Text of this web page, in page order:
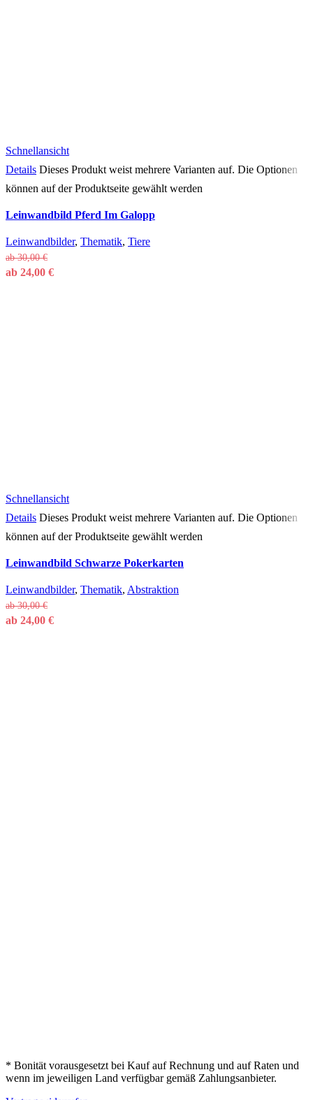
Schnellansicht
Details Dieses Produkt weist mehrere Varianten auf. Die Optionen
können auf der Produktseite gewählt werden
Leinwandbild Pferd Im Galopp
Leinwandbilder, Thematik, Tiere
ab30,00€
ab 24,00 €
Schnellansicht
Details Dieses Produkt weist mehrere Varianten auf. Die Optionen
können auf der Produktseite gewählt werden
Leinwandbild Schwarze Pokerkarten
Leinwandbilder, Thematik, Abstraktion
ab30,00€
ab 24,00 €
* Bonität vorausgesetzt bei Kauf auf Rechnung und auf Raten und
wenn im jeweiligen Land verfügbar gemäß Zahlungsanbieter.